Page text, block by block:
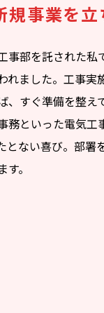
規事業を
事部を託された私
れました。工事実
、すぐ準備を整え
務といった電気工
とない喜び。部署
。